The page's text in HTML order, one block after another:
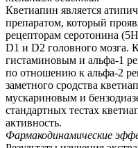
Кветиапин является
препаратом, который
рецепторам серотонина
D1 и D2 головного мозга.
гистаминовым и альфа-1
по отношению к альфа-2
заметного сродства
мускариновым и
стандартных тестах
активность.
Фармакодинамические